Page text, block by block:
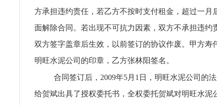
方承担违约责任，若乙方不按时支付租金，超过一月
面解除合同。若出现不可抗力因素，双方不承担违约
双方签字盖章后生效，以前签订的协议作废。甲方寿
明旺水泥公司的印章，乙方张林阳签名。
合同签订后，2009年5月1日，明旺水泥公司的
给贺斌出具了授权委托书，全权委托贺斌对明旺水泥